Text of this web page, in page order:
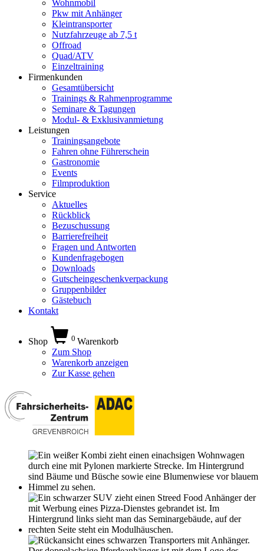
Wohnmobil
Pkw mit Anhänger
Kleintransporter
Nutzfahrzeuge ab 7,5 t
Offroad
Quad/ATV
Einzeltraining
Firmenkunden
Gesamtübersicht
Trainings & Rahmenprogramme
Seminare & Tagungen
Modul- & Exklusivanmietung
Leistungen
Trainingsangebote
Fahren ohne Führerschein
Gastronomie
Events
Filmproduktion
Service
Aktuelles
Rückblick
Bezuschussung
Barrierefreiheit
Fragen und Antworten
Kundenfragebogen
Downloads
Gutscheingeschenkverpackung
Gruppenbilder
Gästebuch
Kontakt
Shop 0 Warenkorb
Zum Shop
Warenkorb anzeigen
Zur Kasse gehen